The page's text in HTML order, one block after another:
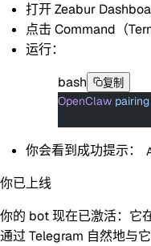
打开 Zeabur
点击 Command （
运行：
bash
复制
OpenClaw pairing
你会看到成功提示：
你已上线
你的 bot 现在已激活：它
通过 Telegram 自然地与